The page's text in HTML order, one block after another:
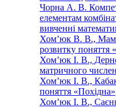
Чорна А. В.
елементам
вивченні
Хом’юк В. В.,
розвитку поняття
Хом’юк І. В.,
матричного
Хом’юк І. В.,
поняття «Похідна»
Хом’юк І. В.,